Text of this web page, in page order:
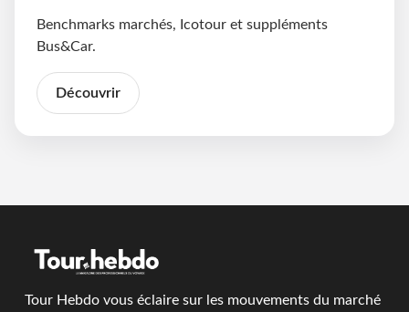
Benchmarks marchés, Icotour et suppléments
Bus&Car.
Découvrir
Tour Hebdo vous éclaire sur les mouvements du marché